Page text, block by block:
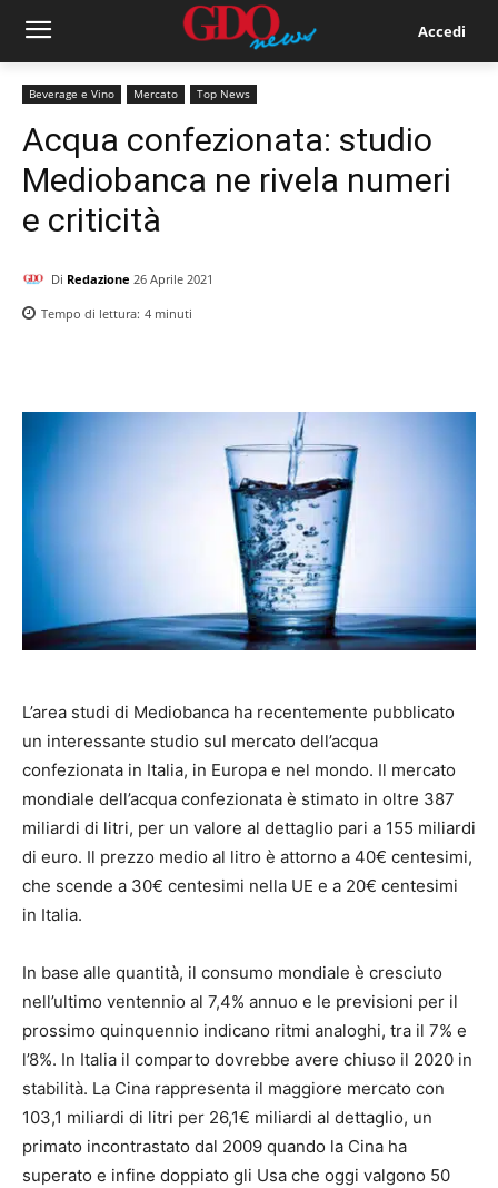
Accedi
Beverage e Vino Mercato Top News
Acqua confezionata: studio
Mediobanca ne rivela numeri
e criticità
Di Redazione 26 Aprile 2021
Tempo di lettura: 4 minuti
L’area studi di Mediobanca ha recentemente pubblicato
un interessante studio sul mercato dell’acqua
confezionata in Italia, in Europa e nel mondo. Il mercato
mondiale dell’acqua confezionata è stimato in oltre 387
miliardi di litri, per un valore al dettaglio pari a 155 miliardi
di euro. Il prezzo medio al litro è attorno a 40€ centesimi,
che scende a 30€ centesimi nella UE e a 20€ centesimi
in Italia.
In base alle quantità, il consumo mondiale è cresciuto
nell’ultimo ventennio al 7,4% annuo e le previsioni per il
prossimo quinquennio indicano ritmi analoghi, tra il 7% e
l’8%. In Italia il comparto dovrebbe avere chiuso il 2020 in
stabilità. La Cina rappresenta il maggiore mercato con
103,1 miliardi di litri per 26,1€ miliardi al dettaglio, un
primato incontrastato dal 2009 quando la Cina ha
superato e infine doppiato gli Usa che oggi valgono 50